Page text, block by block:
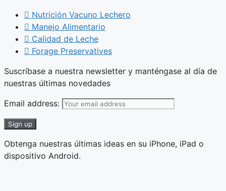
Nutrición Vacuno Lechero
Manejo Alimentario
Calidad de Leche
Forage Preservatives
Suscríbase a nuestra newsletter y manténgase al día de
nuestras últimas novedades
Email address:
Obtenga nuestras últimas ideas en su iPhone, iPad o
dispositivo Android.